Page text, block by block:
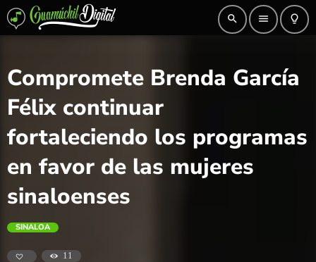
search menu lightbulb_outline
Compromete Brenda García
Félix continuar
fortaleciendo los programas
en favor de las mujeres
sinaloenses
SINALOA
11